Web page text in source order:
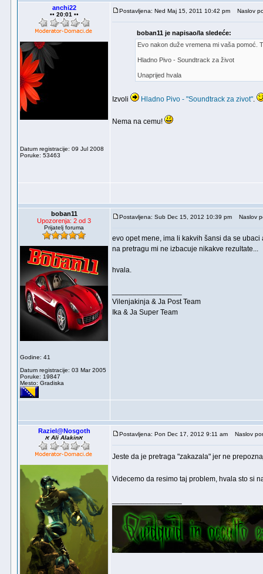
anchi22
•• 20:01 ••
Datum registracije: 09 Jul 2008
Poruke: 53463
Postavljena: Ned Maj 15, 2011 10:42 pm Naslov
boban11 je napisao/la sledeće:
Evo nakon duže vremena mi vaša pomoć.
Hladno Pivo - Soundtrack za život
Unaprijed hvala
Izvoli Hladno Pivo - "Soundtrack za zivot".
Nema na cemu!
boban11
Upozorenja: 2 od 3
Prijatelj foruma
Godine: 41
Datum registracije: 03 Mar 2005
Poruke: 19847
Mesto: Gradiska
Postavljena: Sub Dec 15, 2012 10:39 pm Naslov
evo opet mene, ima li kakvih šansi da se
na pretragu mi ne izbacuje nikakve rezultate...
hvala.
Vilenjakinja & Ja Post Team
Ika & Ja Super Team
Raziel@Nosgoth
א Ali Alakinא
Postavljena: Pon Dec 17, 2012 9:11 am Naslov
Jeste da je pretraga "zakazala" jer ne
Videcemo da resimo taj problem, hvala sto si